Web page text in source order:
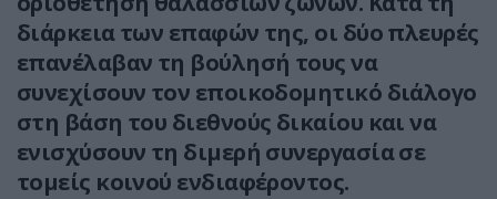
διάρκεια των επαφών της, οι δύο πλευρές
επανέλαβαν τη βούλησή τους να
συνεχίσουν τον εποικοδομητικό διάλογο
στη βάση του διεθνούς δικαίου και να
ενισχύσουν τη διμερή συνεργασία σε
τομείς κοινού ενδιαφέροντος.